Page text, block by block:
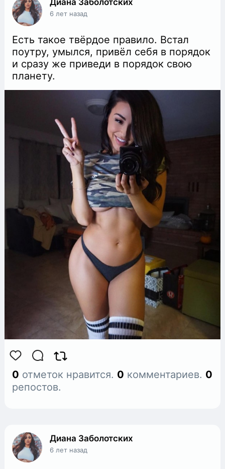
6 лет назад
Есть такое твёрдое правило. Встал
поутру, умылся, привёл себя в порядок
и сразу же приведи в порядок свою
планету.
0 отметок нравится. 0 комментариев. 0
репостов.
Диана Заболотских
6 лет назад